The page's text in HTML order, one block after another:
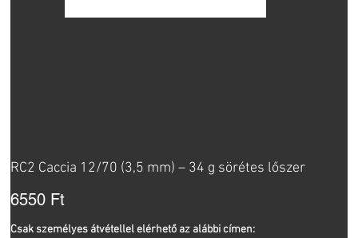
RC2 Caccia 12/70 (3,5 mm) – 34 g sörétes lőszer
Ár
6550 Ft
Csak személyes átvétellel elérhető az alábbi címen: